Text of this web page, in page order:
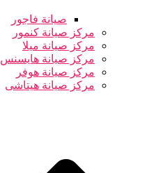
صيانة فاجور
مركز صيانة كنمور
مركز صيانة ميلا
مركز صيانة هايسنس
مركز صيانة هوفر
مركز صيانة هيتاشى